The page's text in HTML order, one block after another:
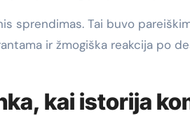
sprendimas. Tai buvo
ir žmogiška reakcija po
kai istorija